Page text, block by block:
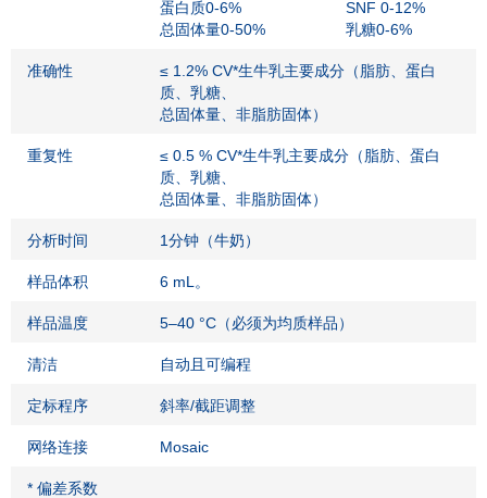
蛋白质0-6%
总固体量0-50%
SNF 0-12%
乳糖0-6%
准确性
≤ 1.2% CV*生牛乳主要成分（脂肪、蛋白
质、乳糖、
总固体量、非脂肪固体）
重复性
≤ 0.5 % CV*生牛乳主要成分（脂肪、蛋白
质、乳糖、
总固体量、非脂肪固体）
分析时间 1分钟（牛奶）
样品体积 6 mL。
样品温度 5–40 °C（必须为均质样品）
清洁 自动且可编程
定标程序 斜率/截距调整
网络连接 Mosaic
* 偏差系数